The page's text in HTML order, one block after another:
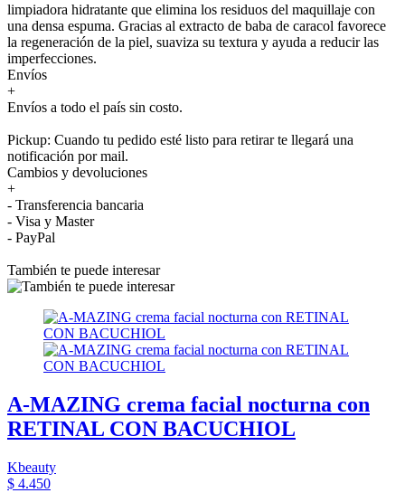
limpiadora hidratante que elimina los residuos del maquillaje con
una densa espuma. Gracias al extracto de baba de caracol favorece
la regeneración de la piel, suaviza su textura y ayuda a reducir las
imperfecciones.
Envíos
+
Envíos a todo el país sin costo.
Pickup: Cuando tu pedido esté listo para retirar te llegará una
notificación por mail.
Cambios y devoluciones
+
- Transferencia bancaria
- Visa y Master
- PayPal
También te puede interesar
A-MAZING crema facial nocturna con
RETINAL CON BACUCHIOL
Kbeauty
$ 4.450